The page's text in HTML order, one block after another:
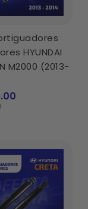
HYUNDAI
M2000 (2013-